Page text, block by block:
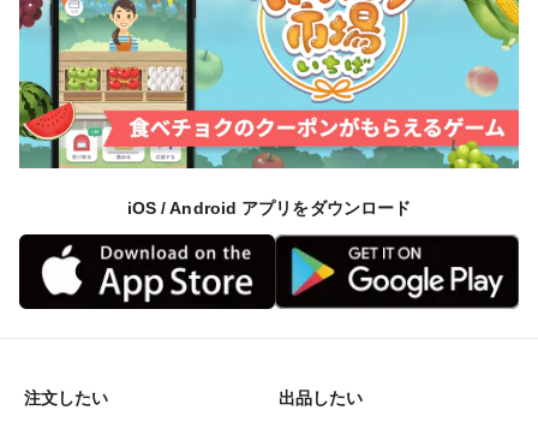
iOS / Android アプリをダウンロード
注文したい 出品したい